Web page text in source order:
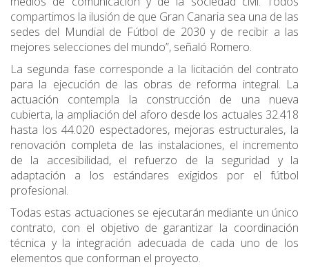
compartimos la ilusión de que Gran Canaria sea una de las
sedes del Mundial de Fútbol de 2030 y de recibir a las
mejores selecciones del mundo”, señaló Romero.
La segunda fase corresponde a la licitación del contrato
para la ejecución de las obras de reforma integral. La
actuación contempla la construcción de una nueva
cubierta, la ampliación del aforo desde los actuales 32.418
hasta los 44.020 espectadores, mejoras estructurales, la
renovación completa de las instalaciones, el incremento
de la accesibilidad, el refuerzo de la seguridad y la
adaptación a los estándares exigidos por el fútbol
profesional.
Todas estas actuaciones se ejecutarán mediante un único
contrato, con el objetivo de garantizar la coordinación
técnica y la integración adecuada de cada uno de los
elementos que conforman el proyecto.